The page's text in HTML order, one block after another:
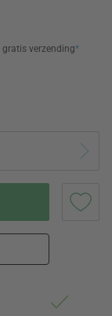
gratis verzending*